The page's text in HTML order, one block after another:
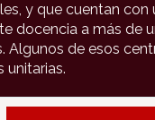
y que cuentan
docencia a más de
Algunos de esos
unitarias.